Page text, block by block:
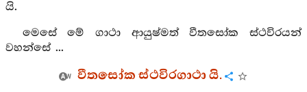
යි.
මෙසේ මේ ගාථා ආයුෂ්මත් වීතසෝක ස්ථවිරයන්
වහන්සේ ...
වීතසෝක ස්ථවිරගාථා යි.